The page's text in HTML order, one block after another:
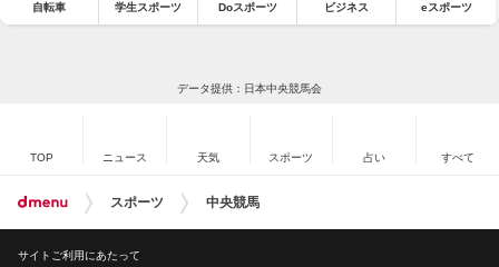
自転車 学生スポーツ Doスポーツ ビジネス eスポーツ
データ提供：日本中央競馬会
TOP ニュース 天気 スポーツ 占い すべて
スポーツ 中央競馬
サイトご利用にあたって